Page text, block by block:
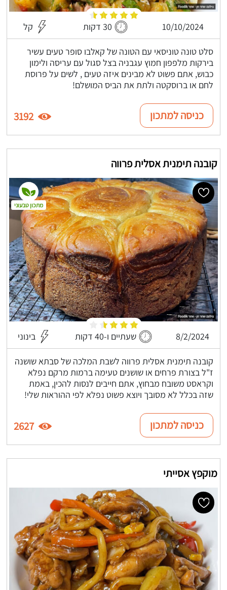
10/10/2024 30 דקות קל
סלט טונה טוניסאי עם הטונה של קאלבו סופר טעים עשיר
בירקות מלפפון חמוץ עגבניה בצל סגול עם עריסה ולימון
כבוש, אתם פשוט לא מבינים איזה טעים , לשים על פרוסת
לחם או ברוסקטה ולתת את הביס המושלם!
כניסה למתכון 3192
קובנה תימנית אסלית פרווה
8/2/2024 שעתיים ו-40 דקות בינוני
קובנה תימנית אסלית פרווה לשבת המלכה של סבתא שושנה
ז"ל בצורת פרחים או שושנים טעימה ברמות מרקם נפלא
וקראסט משובח מבחוץ, אתם חייבים לנסות להכין, באמת
שזה בכלל לא מסובך ויוצא פשוט נפלא לפי ההוראות שלי!
מתכון טבעוני
כניסה למתכון 2627
מוקפץ אסייתי